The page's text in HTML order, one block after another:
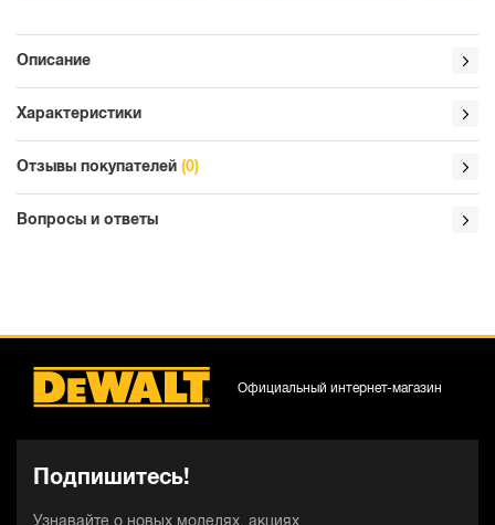
Описание
Характеристики
Отзывы покупателей (0)
Вопросы и ответы
Подпишитесь!
Официальный интернет-магазин